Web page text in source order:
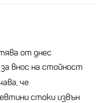
от днес
внос на стойност
че
стоки извън